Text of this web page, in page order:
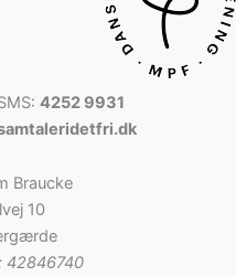
4252 9931
Braucke
10
42846740